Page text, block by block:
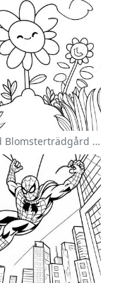
Färgglad Blomsterträdgård Målarbild